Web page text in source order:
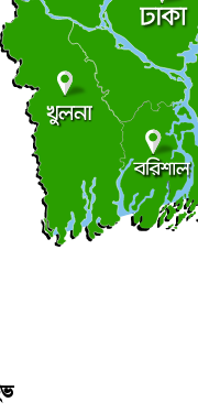
মিছিল, জামায়াত
● ৬ আগস্ট ২০২৬
ফেয়ার ডায়াগনস্টিক
● ৬ আগস্ট ২০২৬